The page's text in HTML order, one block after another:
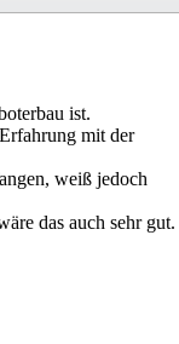
ist.
mit der
weiß jedoch
das auch sehr gut.